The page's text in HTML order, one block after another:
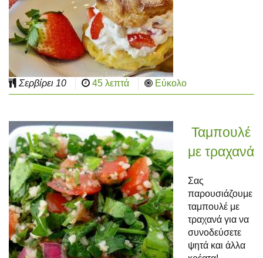
Σερβίρει 10 45 λεπτά Εύκολο
Ταμπουλέ
με τραχανά
Σας
παρουσιάζουμε
ταμπουλέ με
τραχανά για να
συνοδεύσετε
ψητά και άλλα